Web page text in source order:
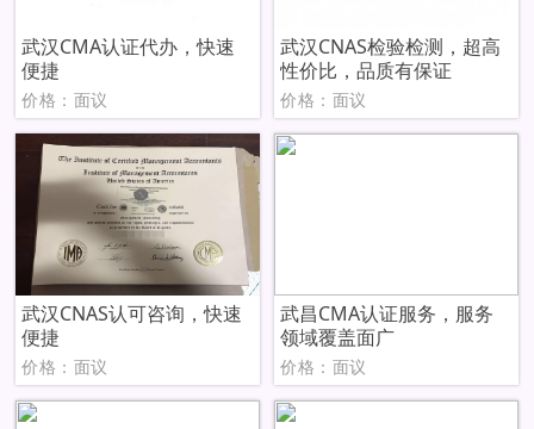
武汉CMA认证代办，快速
便捷
价格：面议
武汉CNAS检验检测，超高
性价比，品质有保证
价格：面议
武汉CNAS认可咨询，快速
便捷
价格：面议
武昌CMA认证服务，服务
领域覆盖面广
价格：面议